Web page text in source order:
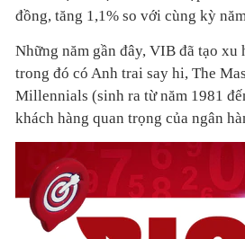
đồng, tăng 1,1% so với cùng kỳ
Những năm gần đây, VIB đã tạo
trong đó có Anh trai say hi, The
Millennials (sinh ra từ năm 1981
khách hàng quan trọng của ngân